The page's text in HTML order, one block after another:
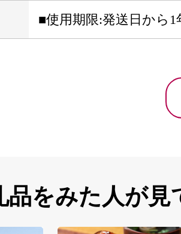
■使用期限:発送日から1
品をみた人が見